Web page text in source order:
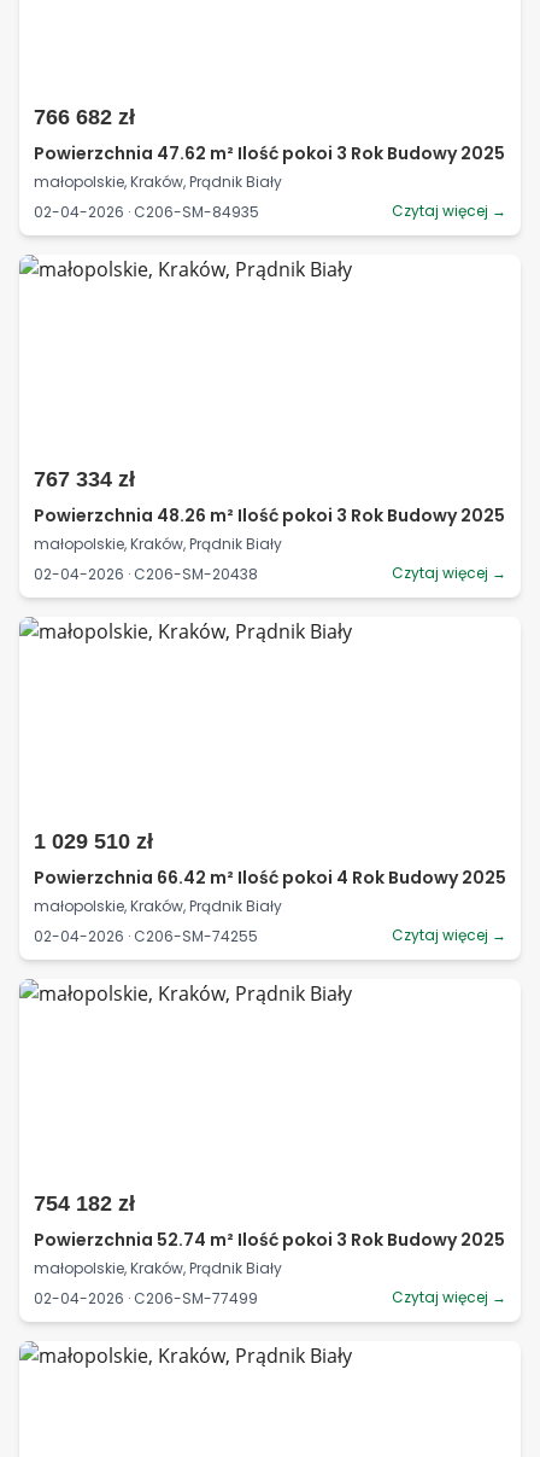
766 682 zł
Powierzchnia 47.62 m² Ilość pokoi 3 Rok Budowy 2025
małopolskie, Kraków, Prądnik Biały
02-04-2026 · C206-SM-84935
Czytaj więcej →
767 334 zł
Powierzchnia 48.26 m² Ilość pokoi 3 Rok Budowy 2025
małopolskie, Kraków, Prądnik Biały
02-04-2026 · C206-SM-20438
Czytaj więcej →
1 029 510 zł
Powierzchnia 66.42 m² Ilość pokoi 4 Rok Budowy 2025
małopolskie, Kraków, Prądnik Biały
02-04-2026 · C206-SM-74255
Czytaj więcej →
754 182 zł
Powierzchnia 52.74 m² Ilość pokoi 3 Rok Budowy 2025
małopolskie, Kraków, Prądnik Biały
02-04-2026 · C206-SM-77499
Czytaj więcej →